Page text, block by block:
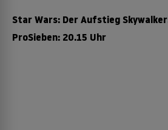
Star Wars: Der Aufstieg
ProSieben: 20.15 Uhr